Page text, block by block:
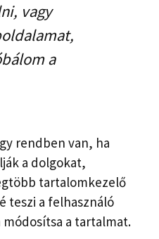
vagy
a
rendben van, ha
a dolgokat,
tartalomkezelő
teszi a felhasználó
a tartalmat.